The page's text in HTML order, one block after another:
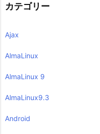
カテゴリー
Ajax
AlmaLinux
AlmaLinux 9
AlmaLinux9.3
Android